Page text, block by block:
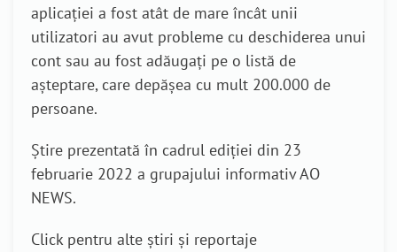
aplicației a fost atât de mare încât unii
utilizatori au avut probleme cu deschiderea unui
cont sau au fost adăugați pe o listă de
așteptare, care depășea cu mult 200.000 de
persoane.
Știre prezentată în cadrul ediției din 23
februarie 2022 a grupajului informativ AO
NEWS.
Click pentru alte știri și reportaje